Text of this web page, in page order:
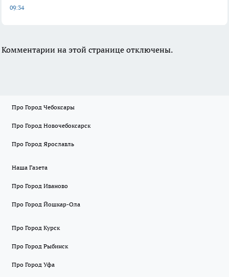
09:34
Комментарии на этой странице отключены.
Про Город Чебоксары
Про Город Новочебоксарск
Про Город Ярославль
Наша Газета
Про Город Иваново
Про Город Йошкар-Ола
Про Город Курск
Про Город Рыбинск
Про Город Уфа